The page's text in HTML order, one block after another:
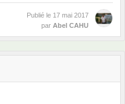
Publié le 17 mai 2017
par Abel CAHU